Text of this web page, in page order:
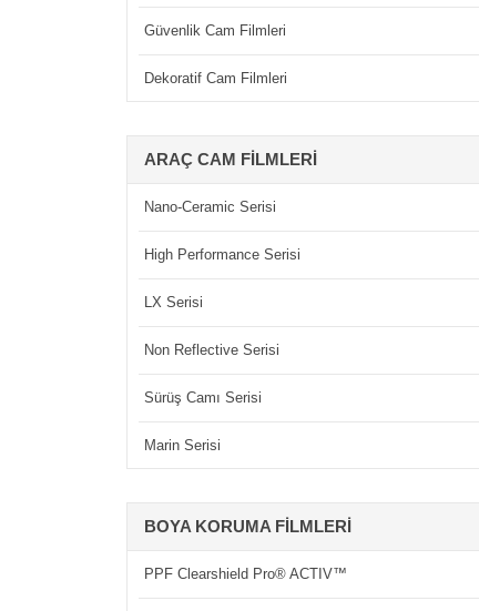
Güvenlik Cam Filmleri
Dekoratif Cam Filmleri
ARAÇ CAM FILMLERI
Nano-Ceramic Serisi
High Performance Serisi
LX Serisi
Non Reflective Serisi
Sürüş Camı Serisi
Marin Serisi
BOYA KORUMA FILMLERI
PPF Clearshield Pro® ACTIV™